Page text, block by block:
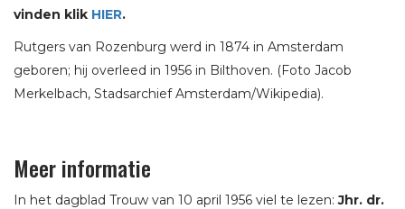
vinden klik HIER.
Rutgers van Rozenburg werd in 1874 in Amsterdam
geboren; hij overleed in 1956 in Bilthoven. (Foto Jacob
Merkelbach, Stadsarchief Amsterdam/Wikipedia).
Meer informatie
In het dagblad Trouw van 10 april 1956 viel te lezen:Jhr. dr.